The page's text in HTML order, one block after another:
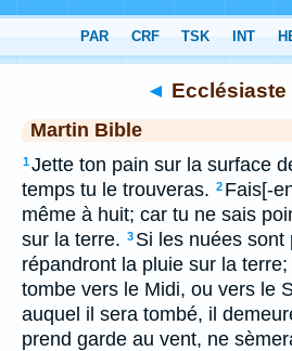
> Ecclésiaste 11
◄ Ecclésiaste
Martin Bible
1Jette ton pain sur la surface
temps tu le trouveras. 2 Fais[-
même à huit; car tu ne sais
sur la terre. 3 Si les nuées sont
répandront la pluie sur la
tombe vers le Midi, ou vers le
auquel il sera tombé, il
prend garde au vent, ne